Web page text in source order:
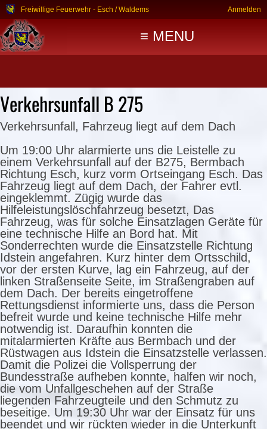
Freiwillige Feuerwehr - Esch / Waldems Anmelden
≡ MENU
Verkehrsunfall B 275
Verkehrsunfall, Fahrzeug liegt auf dem Dach
Um 19:00 Uhr alarmierte uns die Leistelle zu
einem Verkehrsunfall auf der B275, Bermbach
Richtung Esch, kurz vorm Ortseingang Esch. Das
Fahrzeug liegt auf dem Dach, der Fahrer evtl.
eingeklemmt. Zügig wurde das
Hilfeleistungslöschfahrzeug besetzt, Das
Fahrzeug, was für solche Einsatzlagen Geräte für
eine technische Hilfe an Bord hat. Mit
Sonderrechten wurde die Einsatzstelle Richtung
Idstein angefahren. Kurz hinter dem Ortsschild,
vor der ersten Kurve, lag ein Fahrzeug, auf der
linken Straßenseite Seite, im Straßengraben auf
dem Dach. Der bereits eingetroffene
Rettungsdienst informierte uns, dass die Person
befreit wurde und keine technische Hilfe mehr
notwendig ist. Daraufhin konnten die
mitalarmierten Kräfte aus Bermbach und der
Rüstwagen aus Idstein die Einsatzstelle verlassen.
Damit die Polizei die Vollsperrung der
Bundesstraße aufheben konnte, halfen wir noch,
die vom Unfallgeschehen auf der Straße
liegenden Fahrzeugteile und den Schmutz zu
beseitige. Um 19:30 Uhr war der Einsatz für uns
beendet und wir rückten wieder in die Unterkunft